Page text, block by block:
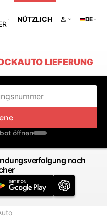
NÜTZLICH DE
LIEFERUNG
öffnen
noch